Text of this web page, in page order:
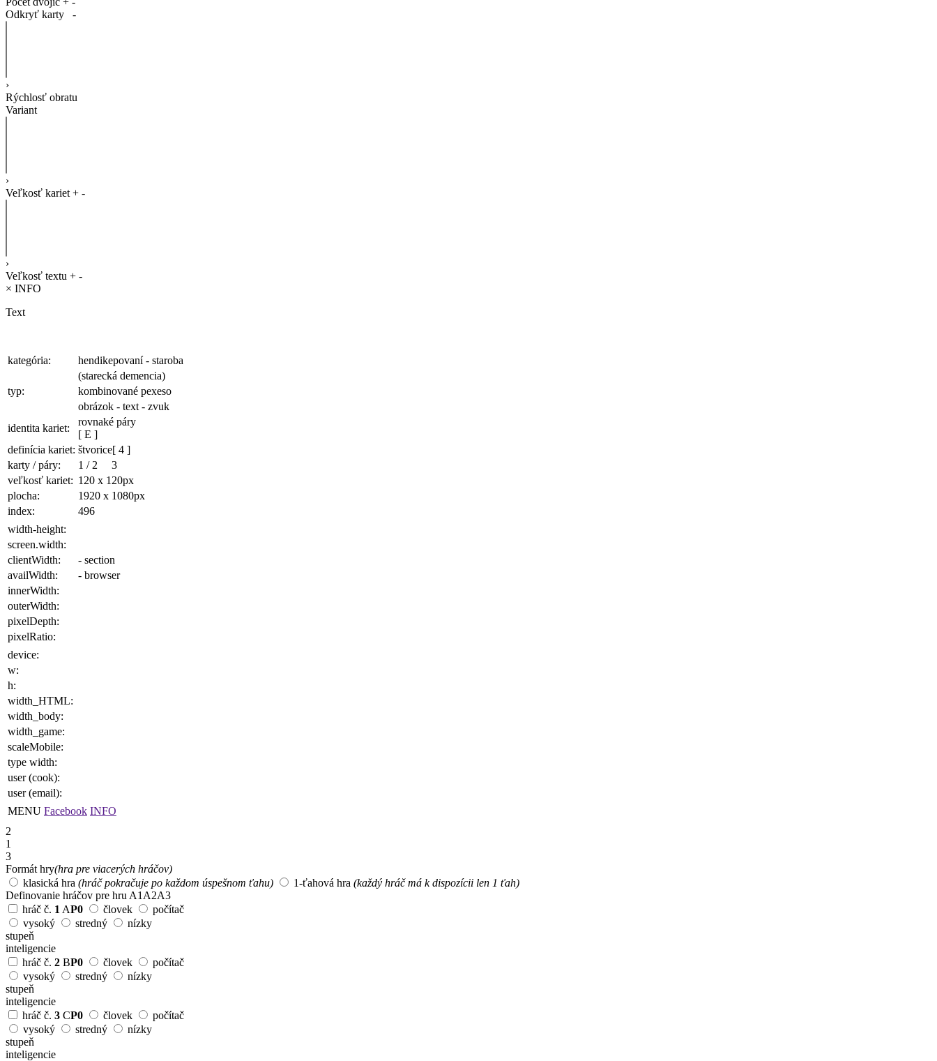
Odkryť karty
-
›
Rýchlosť obratu
Variant
›
Veľkosť kariet + -
›
Veľkosť textu + -
× INFO
Text
kategória:
hendikepovaní - staroba
(starecká demencia)
typ:
kombinované pexeso
obrázok - text - zvuk
identita kariet:
rovnaké páry
[ E ]
definícia kariet: štvorice[ 4 ]
karty / páry:
1 / 2
3
veľkosť kariet: 120 x 120px
plocha: 1920 x 1080px
index:
496
width-height:
screen.width:
clientWidth:
- section
availWidth:
- browser
innerWidth:
outerWidth:
pixelDepth:
pixelRatio:
device:
w:
h:
width_HTML:
width_body:
width_game:
scaleMobile:
type width:
user (cook):
user (email):
MENU Facebook INFO
2
1
3
Formát hry(hra pre viacerých hráčov)
klasická hra (hráč pokračuje po každom úspešnom ťahu) 1-ťahová hra (každý hráč má k dispozícii len 1 ťah)
Definovanie hráčov pre hru A1 A2A3
hráč č. 1 AP0 človek
počítač
vysoký
stredný
nízky
stupeň
inteligencie
hráč č. 2 BP0 človek
počítač
vysoký
stredný
nízky
stupeň
inteligencie
hráč č. 3 CP0 človek
počítač
vysoký
stredný
nízky
stupeň
inteligencie